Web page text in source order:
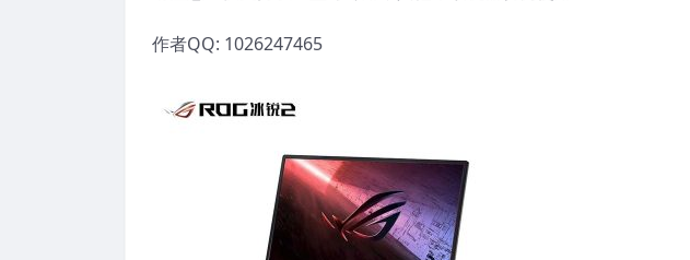
作者QQ: 1026247465